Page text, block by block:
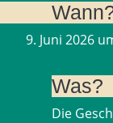
9. Juni 2026
Was?
Die